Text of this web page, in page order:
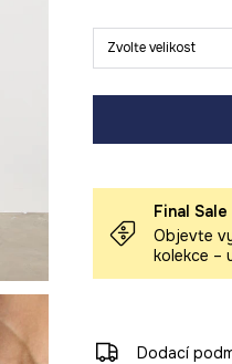
Zvolte velikost
Final Sale
Objevte
kolekce –
Dodací